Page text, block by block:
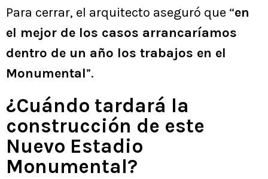
Para cerrar, el arquitecto aseguró que “en
el mejor de los casos arrancaríamos
dentro de un año los trabajos en el
Monumental”.
¿Cuándo tardará la
construcción de este
Nuevo Estadio
Monumental?